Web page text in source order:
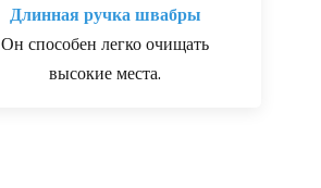
Длинная ручка швабры
Он способен легко очищать
высокие места.